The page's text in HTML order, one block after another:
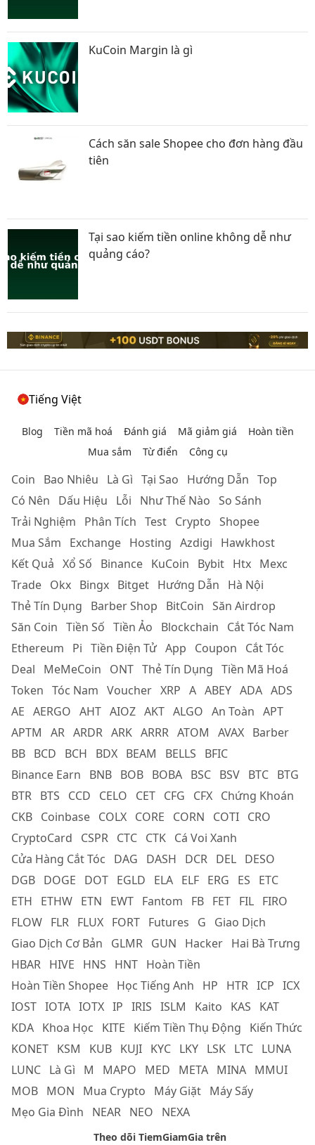
KuCoin Margin là gì
Cách săn sale Shopee cho đơn hàng đầu
tiên
Tại sao kiếm tiền online không dễ như
quảng cáo?
Tiếng Việt
Blog Tiền mã hoá Đánh giá Mã giảm giá
Hoàn tiền
Mua sắm
Từ điển Công cụ
Coin Bao Nhiêu Là Gì Tại Sao Hướng Dẫn Top
Có Nên
Dấu Hiệu Lỗi Như Thế Nào So Sánh
Trải Nghiệm
Phân Tích Test Crypto Shopee
Mua Sắm
Exchange Hosting Azdigi
Hawkhost
Kết Quả Xổ Số Binance KuCoin Bybit Htx Mexc
Trade Okx Bingx Bitget Hướng Dẫn
Hà Nội
Thẻ Tín Dụng
Barber Shop BitCoin Săn Airdrop
Săn Coin Tiền Số Tiền Ảo Blockchain
Cắt Tóc Nam
Ethereum
Pi Tiền Điện Tử App Coupon
Cắt Tóc
Deal
MeMeCoin ONT Thẻ Tín Dụng Tiền Mã Hoá
Token Tóc Nam Voucher XRP A ABEY ADA ADS
AE AERGO AHT AIOZ AKT ALGO An Toàn APT
APTM
AR ARDR ARK ARRR ATOM AVAX Barber
BB BCD BCH BDX BEAM BELLS
BFIC
Binance Earn
BNB BOB BOBA BSC BSV BTC BTG
BTR BTS CCD CELO CET CFG CFX Chứng Khoán
CKB Coinbase COLX CORE CORN COTI CRO
CryptoCard
CSPR CTC CTK Cá Voi Xanh
Cửa Hàng Cắt Tóc
DAG DASH DCR DEL DESO
DGB DOGE DOT EGLD ELA ELF ERG ES
ETC
ETH
ETHW ETN EWT Fantom FB FET FIL FIRO
FLOW FLR FLUX FORT Futures G
Giao Dịch
Giao Dịch Cơ Bản
GLMR GUN Hacker Hai Bà Trưng
HBAR HIVE HNS HNT Hoàn Tiền
Hoàn Tiền Shopee Học Tiếng Anh HP HTR ICP ICX
IOST IOTA IOTX IP IRIS ISLM Kaito KAS
KAT
KDA Khoa Học KITE Kiếm Tiền Thụ Động
Kiến Thức
KONET KSM KUB KUJI KYC LKY LSK LTC LUNA
LUNC Là Gì M MAPO MED META MINA MMUI
MOB MON Mua Crypto Máy Giặt Máy Sấy
Mẹo Gia Đình
NEAR NEO NEXA
Theo dõi TiemGiamGia trên